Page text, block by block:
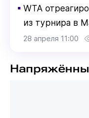
▪ WTA
из турнира в
28 апреля 11:00